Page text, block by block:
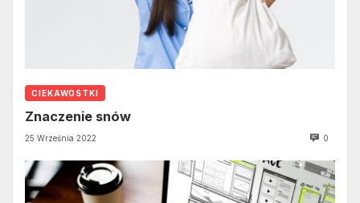
CIEKAWOSTKI
Znaczenie snów
25 Września 2022 0